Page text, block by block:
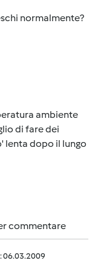
normalmente?
ambiente
di fare dei
lenta dopo il lungo
commentare
06.03.2009